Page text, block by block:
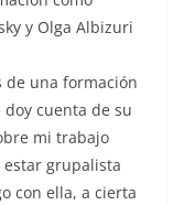
y Olga Albizuri
de una formación
cuenta de su
mi trabajo
estar grupalista
con ella, a cierta